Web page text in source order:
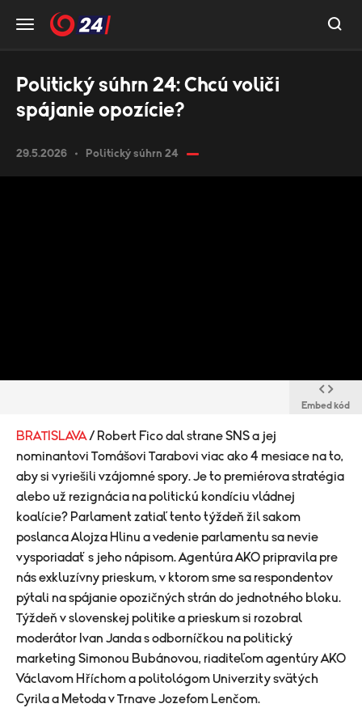
29.5.2026 Politický súhrn 24
Politický súhrn 24: Chcú voliči
spájanie opozície?
Embed kód
BRATISLAVA / Robert Fico dal strane SNS a jej
nominantovi Tomášovi Tarabovi viac ako 4 mesiace na to,
aby si vyriešili vzájomné spory. Je to premiérova stratégia
alebo už rezignácia na politickú kondíciu vládnej
koalície? Parlament zatiaľ tento týždeň žil sakom
poslanca Alojza Hlinu a vedenie parlamentu sa nevie
vysporiadať s jeho nápisom. Agentúra AKO pripravila pre
nás exkluzívny prieskum, v ktorom sme sa respondentov
pýtali na spájanie opozičných strán do jednotného bloku.
Týždeň v slovenskej politike a prieskum si rozobral
moderátor Ivan Janda s odborníčkou na politický
marketing Simonou Bubánovou, riaditeľom agentúry AKO
Václavom Hříchom a politológom Univerzity svätých
Cyrila a Metoda v Trnave Jozefom Lenčom.